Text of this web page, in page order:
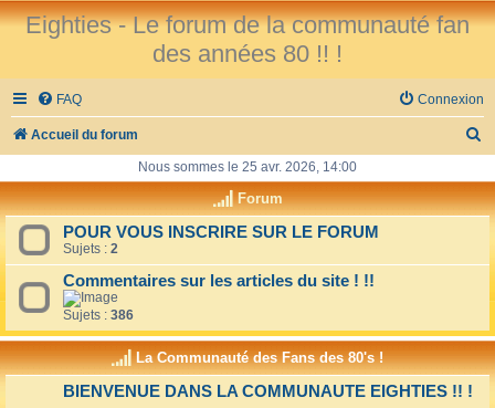
Eighties - Le forum de la communauté fan
des années 80 !! !
FAQ Connexion
Accueil du forum
h
h
e
Nous sommes le 25 avr. 2026, 14:00
Forum
POUR VOUS INSCRIRE SUR LE FORUM
Sujets : 2
Commentaires sur les articles du site ! !!
Sujets : 386
La Communauté des Fans des 80's !
BIENVENUE DANS LA COMMUNAUTE EIGHTIES !! !